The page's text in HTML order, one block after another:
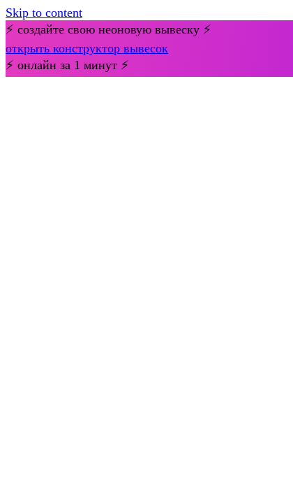
Skip to content
⚡ создайте свою неоновую вывеску ⚡
открыть конструктор вывесок
⚡ онлайн за 1 минут ⚡